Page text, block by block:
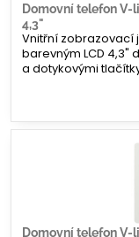
Domovní telefon
4,3"
Vnitřní zobrazovací
barevným LCD
a dotykovými
Domovní telefon V-